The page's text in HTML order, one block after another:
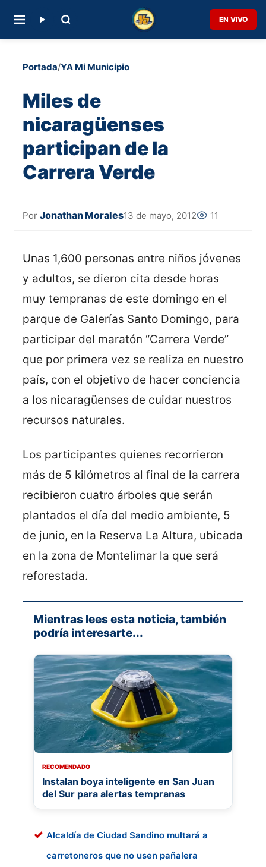
EN VIVO
Portada/YA Mi Municipio
Miles de
nicaragüenses
participan de la
Carrera Verde
Por Jonathan Morales13 de mayo, 2012 11
Unas 1,600 personas entre niños jóvenes
y adultos, se dieron cita desde horas
muy tempranas de este domingo en el
parque de Galerías Santo Domingo, para
participar del maratón “Carrera Verde”
que por primera vez se realiza en nuestro
país, con el objetivo de hacer conciencia
a los nicaragüenses de cuidar nuestros
recursos naturales.
Los participantes quienes recorrieron
más de 5 kilómetros al final de la carrera
recibieron cuatro árboles que serán
plantados el día del medio ambiente, 5
de junio, en la Reserva La Altura, ubicada
en la zona de Montelimar la que será
reforestada.
Mientras lees esta noticia, también
podría interesarte...
RECOMENDADO
Instalan boya inteligente en San Juan
del Sur para alertas tempranas
Alcaldía de Ciudad Sandino multará a
carretoneros que no usen pañalera